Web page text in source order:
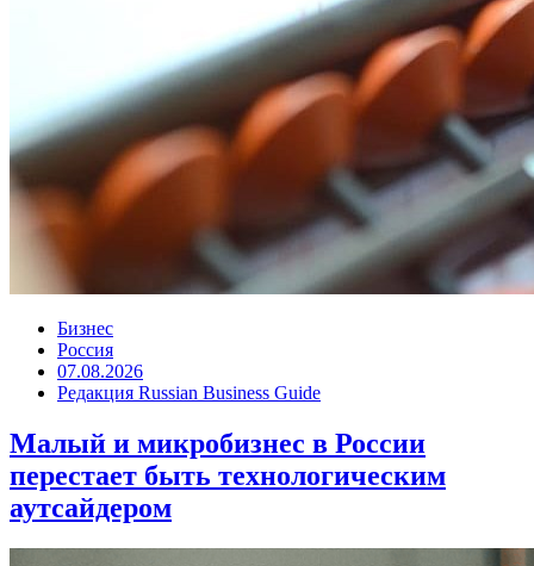
Бизнес
Россия
07.08.2026
Редакция Russian Business Guide
Малый и микробизнес в России
перестает быть технологическим
аутсайдером